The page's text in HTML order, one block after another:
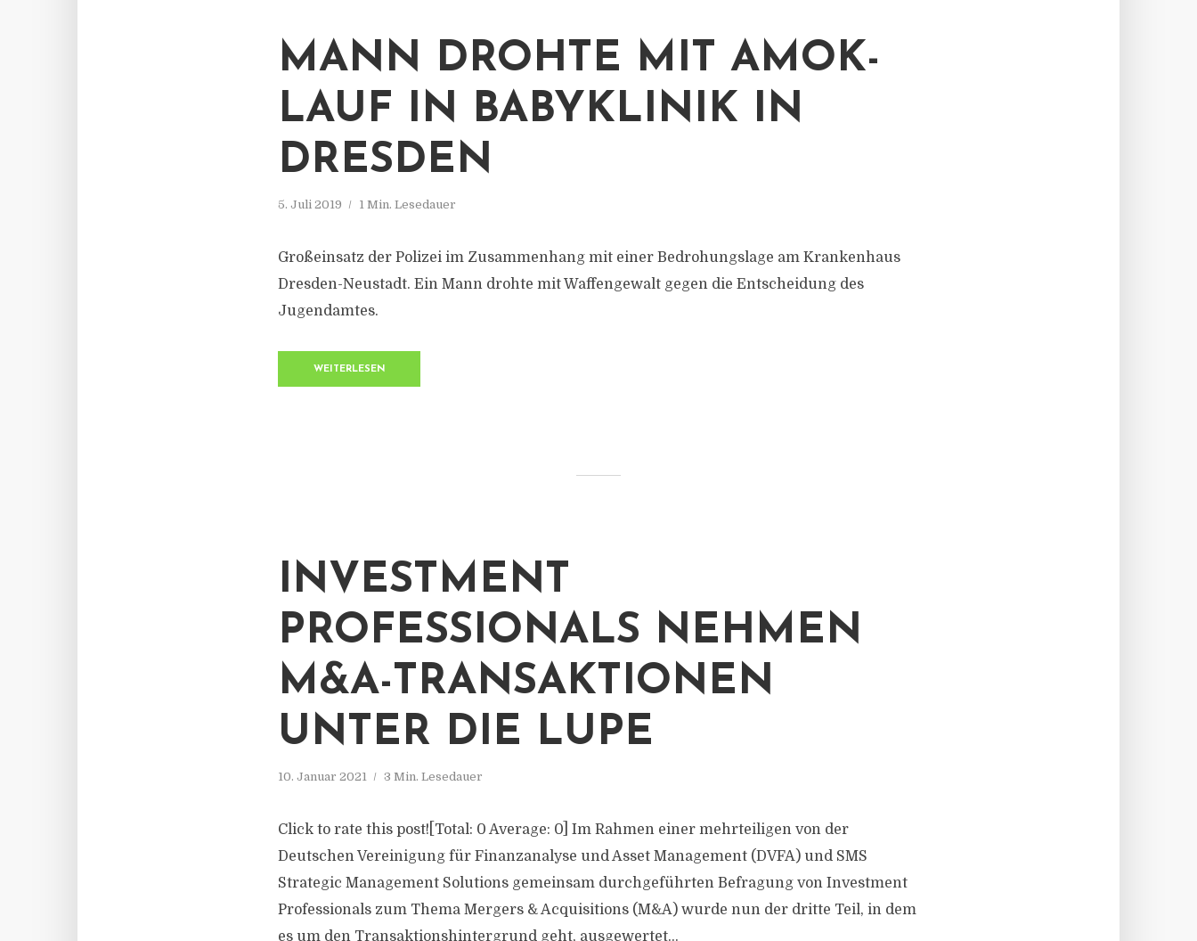
MANN DROHTE MIT AMOK-
LAUF IN BABYKLINIK IN
DRESDEN
5. Juli 2019 1 Min. Lesedauer
Großeinsatz der Polizei im Zusammenhang mit einer Bedrohungslage am Krankenhaus
Dresden-Neustadt. Ein Mann drohte mit Waffengewalt gegen die Entscheidung des
Jugendamtes.
WEITERLESEN
INVESTMENT
PROFESSIONALS NEHMEN
M&A-TRANSAKTIONEN
UNTER DIE LUPE
10. Januar 2021 3 Min. Lesedauer
Click to rate this post![Total: 0 Average: 0] Im Rahmen einer mehrteiligen von der
Deutschen Vereinigung für Finanzanalyse und Asset Management (DVFA) und SMS
Strategic Management Solutions gemeinsam durchgeführten Befragung von Investment
Professionals zum Thema Mergers & Acquisitions (M&A) wurde nun der dritte Teil, in dem
es um den Transaktionshintergrund geht, ausgewertet...